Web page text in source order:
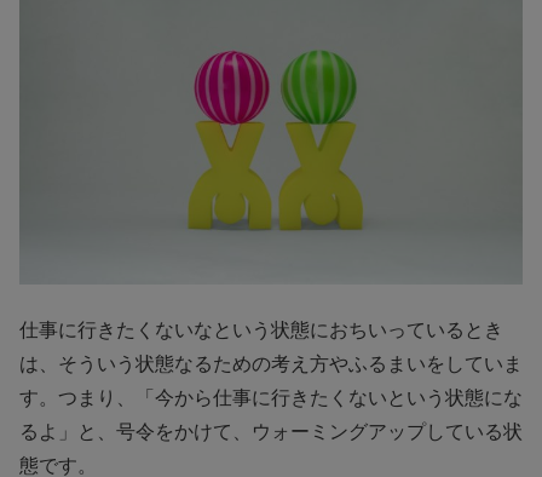
仕事に行きたくないなという状態におちいっているとき
は、そういう状態なるための考え方やふるまいをしていま
す。つまり、「今から仕事に行きたくないという状態にな
るよ」と、号令をかけて、ウォーミングアップしている状
態です。